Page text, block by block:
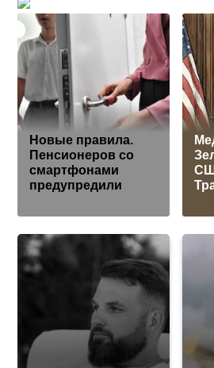
Новые правила.
Пенсионеров со
смартфонами
предупредили